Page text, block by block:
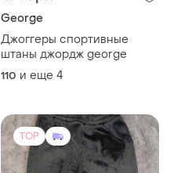
George
Джоггеры спортивные
штаны джордж george
110 и еще 4
TOP